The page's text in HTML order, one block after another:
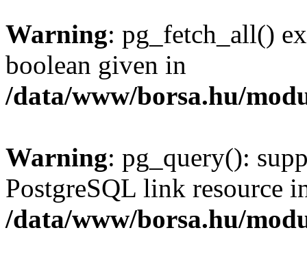
Warning: pg_fetch_all()
boolean given in
/data/www/borsa.hu/
Warning: pg_query():
PostgreSQL link resource
/data/www/borsa.hu/